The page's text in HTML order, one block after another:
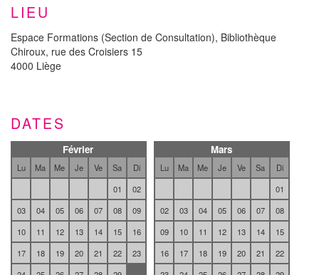
LIEU
Espace Formations (Section de Consultation), Bibliothèque
Chiroux, rue des Croisiers 15
4000 Liège
DATES
Février
Lu Ma Me Je Ve Sa
Di
01
02
03
04 05 06 07 08
09
10
11 12 13 14 15
16
17
18 19 20 21 22
23
Mars
Lu Ma Me Je Ve Sa
Di
01
02
03 04 05 06 07
08
09
10 11 12 13 14
15
16
17 18 19 20 21
22